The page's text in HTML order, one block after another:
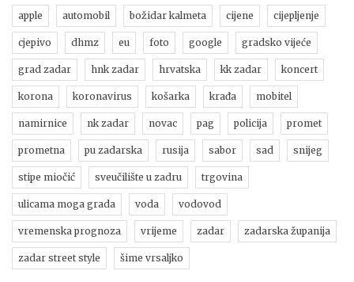
apple automobil božidar kalmeta cijene cijepljenje
cjepivo dhmz eu foto google gradsko vijeće
grad zadar hnk zadar hrvatska kk zadar koncert
korona koronavirus košarka krađa mobitel
namirnice nk zadar novac pag policija promet
prometna pu zadarska rusija sabor sad snijeg
stipe miočić sveučilište u zadru trgovina
ulicama moga grada voda vodovod
vremenska prognoza vrijeme zadar zadarska županija
zadar street style šime vrsaljko